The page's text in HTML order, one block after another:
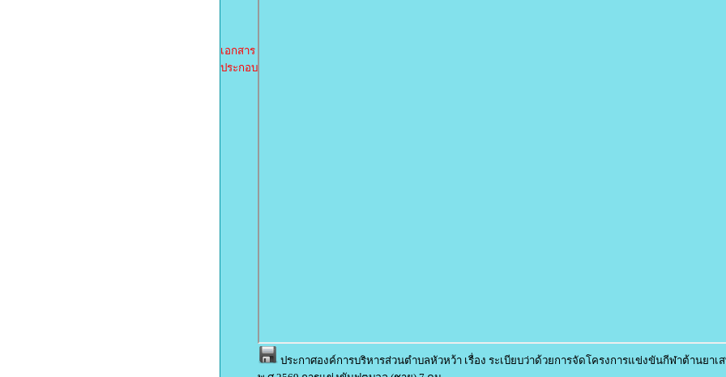
เอกสาร
ประกอบ
ประกาศองค์การบริหารส่วนตำบลหัวหว้า เรื่อง ระเบียบว่าด้วยการจัดโครงการแข่งขันกีฬาต้านยา